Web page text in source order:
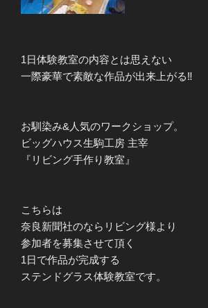
1日体験教室の内容とは思えない
一際豪華で素敵な作品が出来上がる‼︎
お馴染み&人気のワークショップ。
ビッグハウス生駒工房 主宰
『リビング手作り教室』
こちらは
奈良新聞社のならリビング様より
参加者を募集させて頂く
1日で作品が完成する
ステンドグラス体験教室です。